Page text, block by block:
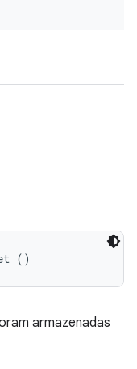
()
armazenadas